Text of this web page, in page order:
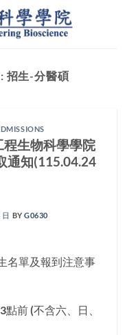
招生-分醫碩
生物科學學院
通知(115.04.24
BYG0630
名單及報到注意事
前 (不含六、日、